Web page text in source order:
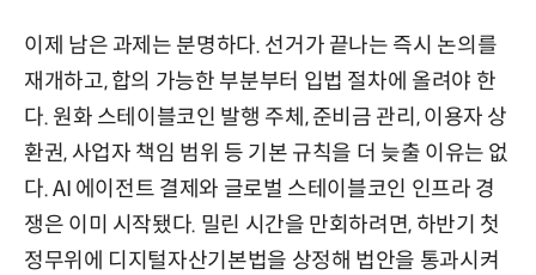
이제 남은 과제는 분명하다. 선거가 끝나는 즉시 논의를
재개하고, 합의 가능한 부분부터 입법 절차에 올려야 한
다. 원화 스테이블코인 발행 주체, 준비금 관리, 이용자 상
환권, 사업자 책임 범위 등 기본 규칙을 더 늦출 이유는 없
다. AI 에이전트 결제와 글로벌 스테이블코인 인프라 경
쟁은 이미 시작됐다. 밀린 시간을 만회하려면, 하반기 첫
정무위에 디지털자산기본법을 상정해 법안을 통과시켜